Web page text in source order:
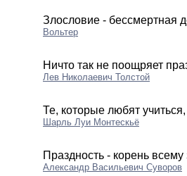
Злословие - бессмертная
Вольтер
Ничто так не поощряет
Лев Николаевич Толстой
Те, которые любят
Шарль Луи Монтескьё
Праздность - корень
Александр Васильевич Суворов